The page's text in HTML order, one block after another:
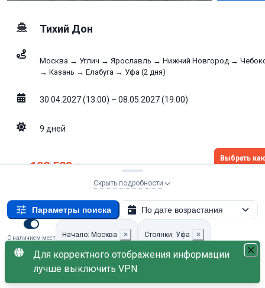
Скрыть подробности
Параметры поиска По дате возрастания
С наличием мест Начало: Москва × Стоянки: Уфа ×
8-10 дней ×
Тихий Дон
Москва → Углич → Ярославль → Нижний Новгород →
→ Казань → Елабуга → Уфа (2 дня)
30.04.2027 (13:00) – 08.05.2027 (19:00)
9 дней
от 102 528 ₽
Выбрать
Пенсионная скидка −10% Дети бесплатно
Для корректного отображения информации
лучше выключить VPN